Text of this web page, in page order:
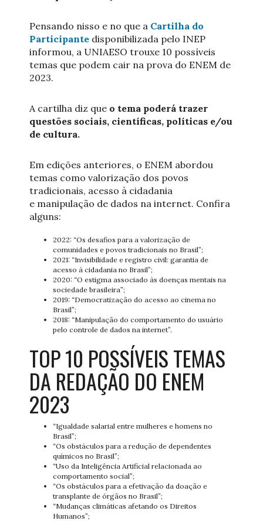
Pensando nisso e no que a Cartilha do
Participante disponibilizada pelo INEP
informou, a UNIAESO trouxe 10 possíveis
temas que podem cair na prova do ENEM de
2023.
A cartilha diz que o tema poderá trazer
questões sociais, científicas, políticas e/ou
de cultura.
Em edições anteriores, o ENEM abordou
temas como valorização dos povos
tradicionais, acesso à cidadania
e manipulação de dados na internet. Confira
alguns:
2022: “Os desafios para a valorização de
comunidades e povos tradicionais no Brasil”;
2021: “Invisibilidade e registro civil: garantia de
acesso à cidadania no Brasil”;
2020: “O estigma associado às doenças mentais na
sociedade brasileira”;
2019: “Democratização do acesso ao cinema no
Brasil”;
2018: “Manipulação do comportamento do usuário
pelo controle de dados na internet”.
TOP 10 POSSÍVEIS TEMAS
DA REDAÇÃO DO ENEM
2023
“Igualdade salarial entre mulheres e homens no
Brasil”;
“Os obstáculos para a redução de dependentes
químicos no Brasil”;
“Uso da Inteligência Artificial relacionada ao
comportamento social”;
“Os obstáculos para a efetivação da doação e
transplante de órgãos no Brasil”;
“Mudanças climáticas afetando os Direitos
Humanos”;